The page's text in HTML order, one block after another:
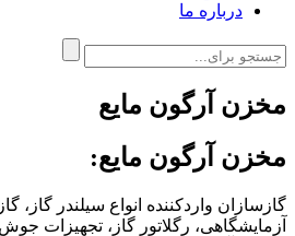
درباره ما
مخزن آرگون مایع
مخزن آرگون مایع:
گازسازان واردکننده انواع سیلندر گاز،
آزمایشگاهی، رگلاتور گاز، تجهیزات جوش